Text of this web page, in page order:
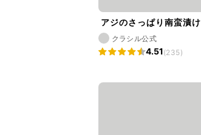
アジのさっぱり南蛮漬け
クラシル公式
4.51(235)